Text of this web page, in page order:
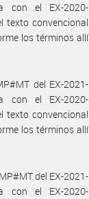
con el EX-2020-
texto convencional
los términos allí
del EX-2021-
con el EX-2020-
texto convencional
los términos allí
del EX-2021-
con el EX-2020-